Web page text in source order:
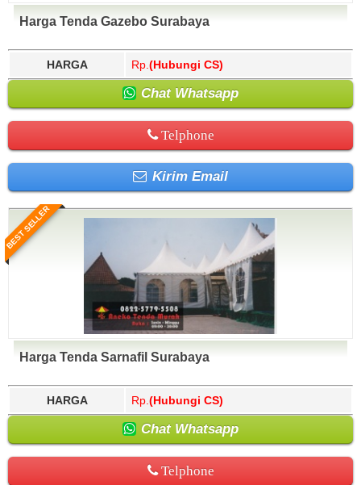
Harga Tenda Gazebo Surabaya
HARGA Rp. (Hubungi CS)
Chat Whatsapp
Telphone
Kirim Email
BEST SELLER
Harga Tenda Sarnafil Surabaya
HARGA Rp. (Hubungi CS)
Chat Whatsapp
Telphone